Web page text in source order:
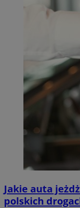
Jakie auta
polskich